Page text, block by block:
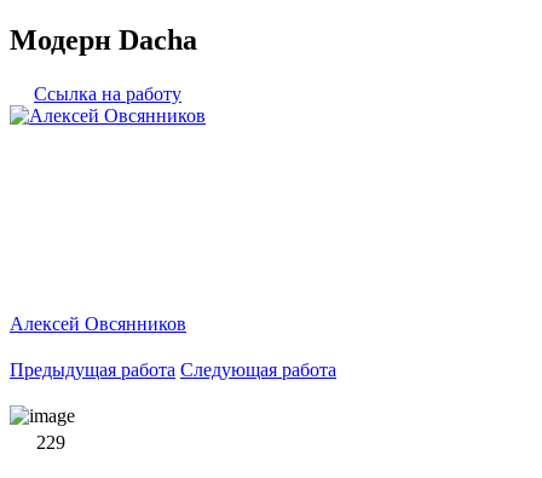
Модерн Dacha
Ссылка на работу
Алексей Овсянников
Предыдущая работа Следующая работа
229